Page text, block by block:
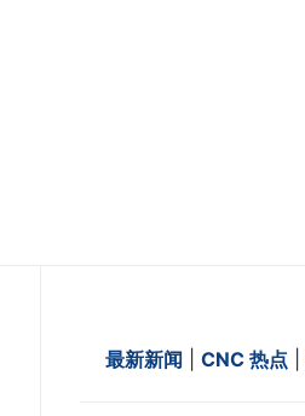
最新新闻 CNC 热点